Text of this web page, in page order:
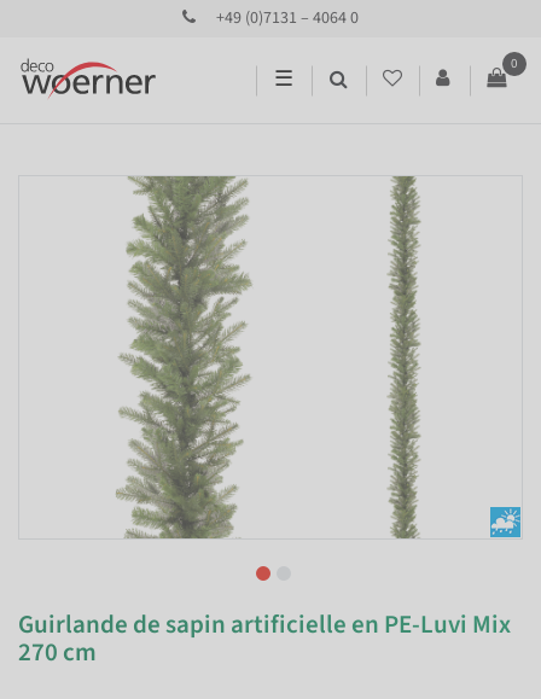
+49 (0)7131 – 4064 0
☰
0
Guirlande de sapin artificielle en PE-Luvi Mix
270 cm